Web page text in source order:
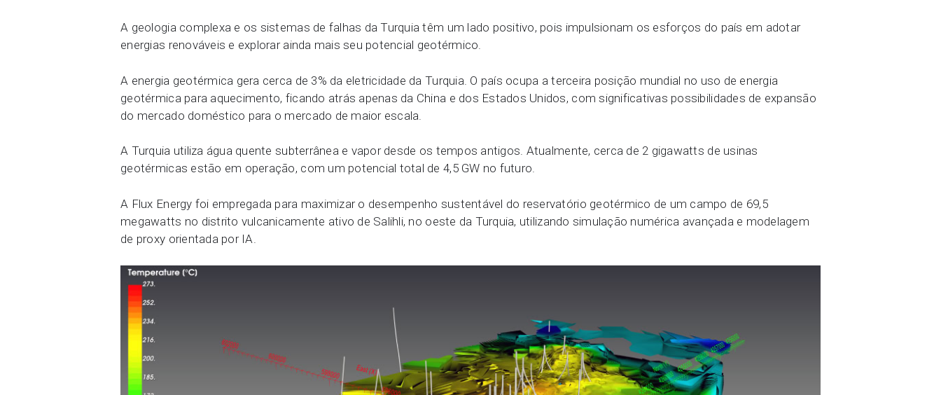
A geologia complexa e os sistemas de falhas da Turquia têm um lado positivo, pois impulsionam os esforços do país em adotar
energias renováveis e explorar ainda mais seu potencial geotérmico.
A energia geotérmica gera cerca de 3% da eletricidade da Turquia. O país ocupa a terceira posição mundial no uso de energia
geotérmica para aquecimento, ficando atrás apenas da China e dos Estados Unidos, com significativas possibilidades de expansão
do mercado doméstico para o mercado de maior escala.
A Turquia utiliza água quente subterrânea e vapor desde os tempos antigos. Atualmente, cerca de 2 gigawatts de usinas
geotérmicas estão em operação, com um potencial total de 4,5 GW no futuro.
A Flux Energy foi empregada para maximizar o desempenho sustentável do reservatório geotérmico de um campo de 69,5
megawatts no distrito vulcanicamente ativo de Salihli, no oeste da Turquia, utilizando simulação numérica avançada e modelagem
de proxy orientada por IA.